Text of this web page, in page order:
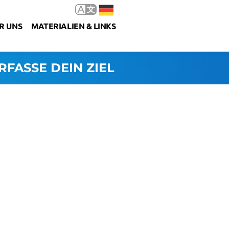
UNS MATERIALIEN & LINKS
DEIN ZIEL